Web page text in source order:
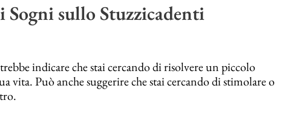
sullo Stuzzicadenti
indicare che stai cercando di risolvere un piccolo
Può anche suggerire che stai cercando di stimolare o